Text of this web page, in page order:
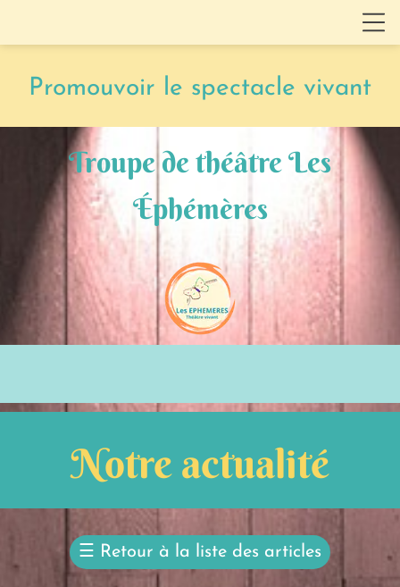
Promouvoir le spectacle vivant
Troupe de théâtre Les
Éphémères
Notre actualité
☰ Retour à la liste des articles